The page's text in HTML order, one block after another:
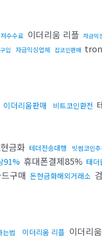
수수료 이더리움 리플 자금믹
입 자금믹싱업체 잡코인판매
이더리움판매 비트코인환전
금화 테더전송대행 빗썸코인추
91% 휴대폰결제85% 태더
구매 돈현금화해외거래소
는법 이더리움 리플 이더리